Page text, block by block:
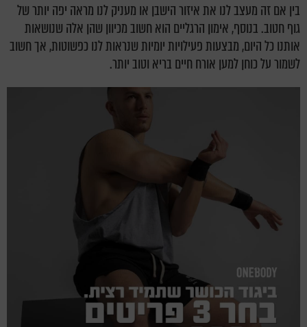
בין אם זה מעצב לנו את איזור הישבן או מעניק לנו מראה יפה יותר של
גוף חטוב. בנוסף, אימון הרגליים הוא חשוב מכיוון שהן אלה שנושאות
אותנו כל היום, מבצעות פעילויות יומיות שנראות לנו כפשוטות, אך חשוב
לשמור על כוחן למען אורח חיים בריא וטוב יותר.